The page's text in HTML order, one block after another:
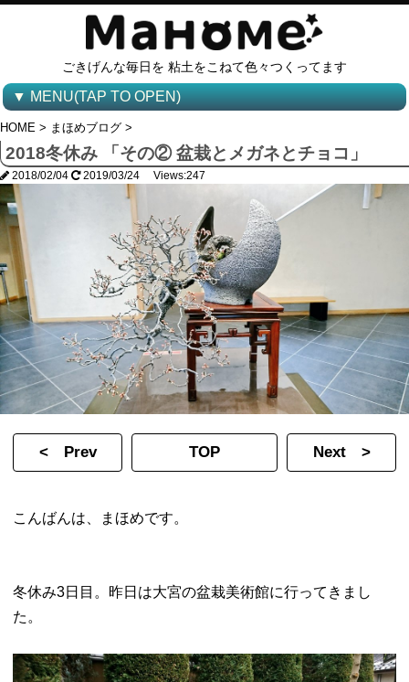
ごきげんな毎日を 粘土をこねて色々つくってます
▼ MENU(TAP TO OPEN)
HOME > まほめブログ >
2018冬休み 「その② 盆栽とメガネとチョコ」
2018/02/04 2019/03/24 Views:247
< Prev TOP Next >
こんばんは、まほめです。
冬休み3日目。昨日は大宮の盆栽美術館に行ってきまし
た。